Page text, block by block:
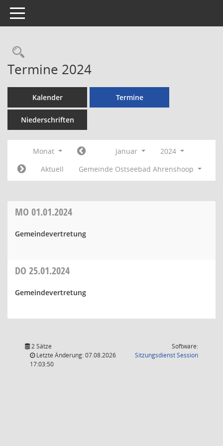
Toggle navigation
Rechercheauswahl
Termine 2024
Kalender Termine
Niederschriften
Monat Januar
2024
Aktuell
Gemeinde Ostseebad Ahrenshoop
MO 01.01.2024
Gemeindevertretung
DO 25.01.2024
Gemeindevertretung
2 Sätze
Letzte Änderung: 07.08.2026
17:03:50
Software:
SitzungsdienstSession(Wird in